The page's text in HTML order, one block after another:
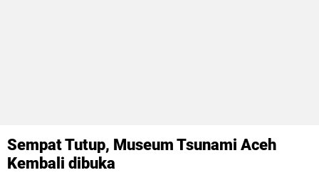
Sempat Tutup, Museum Tsunami Aceh
Kembali dibuka